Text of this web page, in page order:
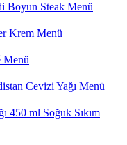
Boyun Steak Menü
Krem Menü
Menü
Cevizi Yağı Menü
450 ml Soğuk Sıkım